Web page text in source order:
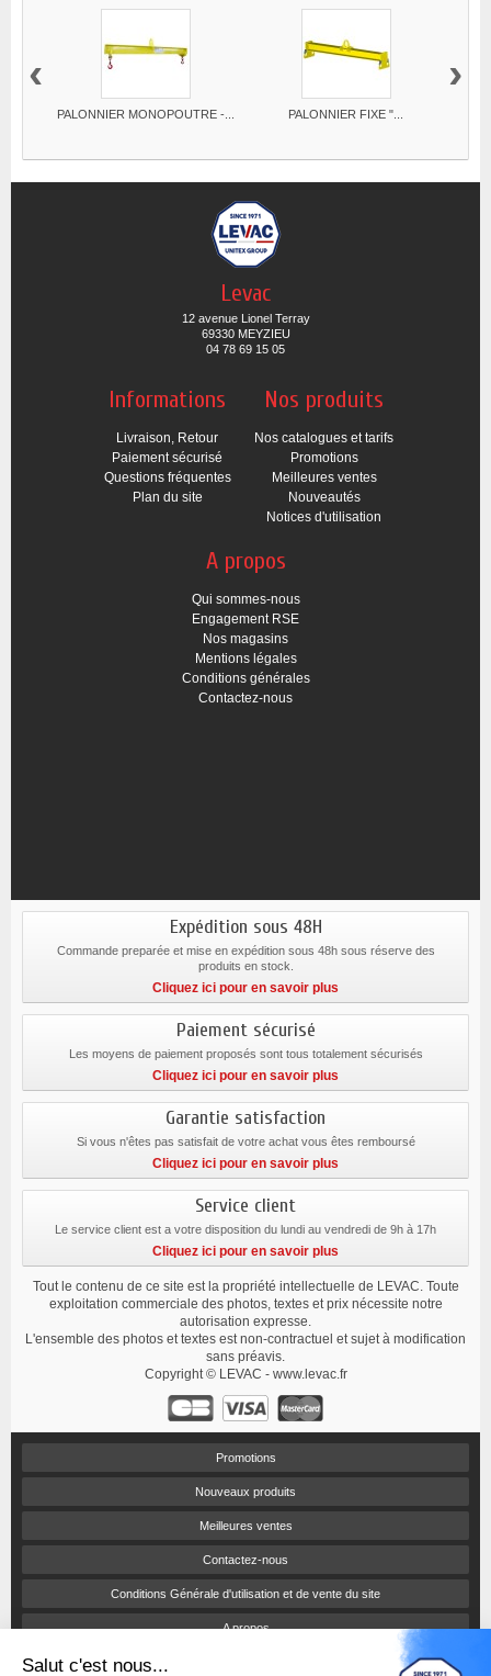
PALONNIER MONOPOUTRE -... PALONNIER FIXE "...
‹ ›
Levac
12 avenue Lionel Terray
69330 MEYZIEU
04 78 69 15 05
Informations
Livraison, Retour
Paiement sécurisé
Questions fréquentes
Plan du site
Nos produits
Nos catalogues et tarifs
Promotions
Meilleures ventes
Nouveautés
Notices d'utilisation
A propos
Qui sommes-nous
Engagement RSE
Nos magasins
Mentions légales
Conditions générales
Contactez-nous
Expédition sous 48H
Commande preparée et mise en expédition sous 48h sous réserve des
produits en stock.
Cliquez ici pour en savoir plus
Paiement sécurisé
Les moyens de paiement proposés sont tous totalement sécurisés
Cliquez ici pour en savoir plus
Garantie satisfaction
Si vous n'êtes pas satisfait de votre achat vous êtes remboursé
Cliquez ici pour en savoir plus
Service client
Le service client est a votre disposition du lundi au vendredi de 9h à 17h
Cliquez ici pour en savoir plus
Tout le contenu de ce site est la propriété intellectuelle de LEVAC. Toute
exploitation commerciale des photos, textes et prix nécessite notre
autorisation expresse.
L'ensemble des photos et textes est non-contractuel et sujet à modification
sans préavis.
Copyright © LEVAC - www.levac.fr
Promotions
Nouveaux produits
Meilleures ventes
Contactez-nous
Conditions Générale d'utilisation et de vente du site
A propos
Salut c'est nous...